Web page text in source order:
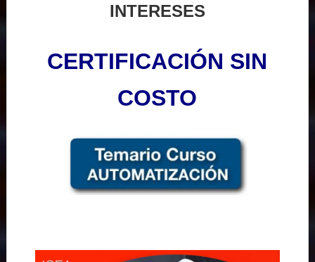
INTERESES
CERTIFICACIÓN SIN
COSTO